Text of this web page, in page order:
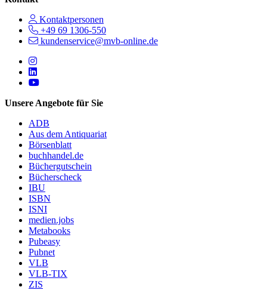
Kontaktpersonen
+49 69 1306-550
kundenservice@mvb-online.de
Follow us on https://www.instagram.com/lifeatmvb/
Follow us on https://www.linkedin.com/company/mvbbooks
Follow us on https://www.youtube.com/@mvbbooks
Unsere Angebote für Sie
ADB
Aus dem Antiquariat
Börsenblatt
buchhandel.de
Büchergutschein
Bücherscheck
IBU
ISBN
ISNI
medien.jobs
Metabooks
Pubeasy
Pubnet
VLB
VLB-TIX
ZIS